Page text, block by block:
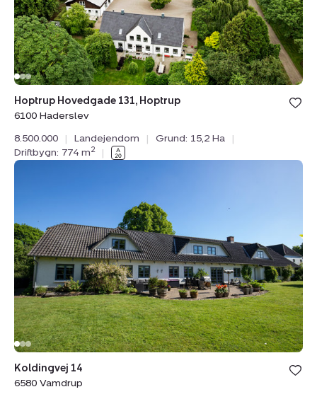
Haderslev
Hoptrup Hovedgade 131, Hoptrup
6100 Haderslev
8.500.000
| Landejendom | Grund: 15,2 Ha
|
Driftbygn: 774 m2 |
6580
Vamdrup
Koldingvej 14
6580 Vamdrup